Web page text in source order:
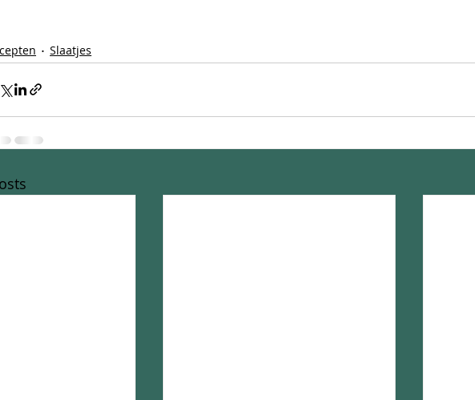
Slaatjes